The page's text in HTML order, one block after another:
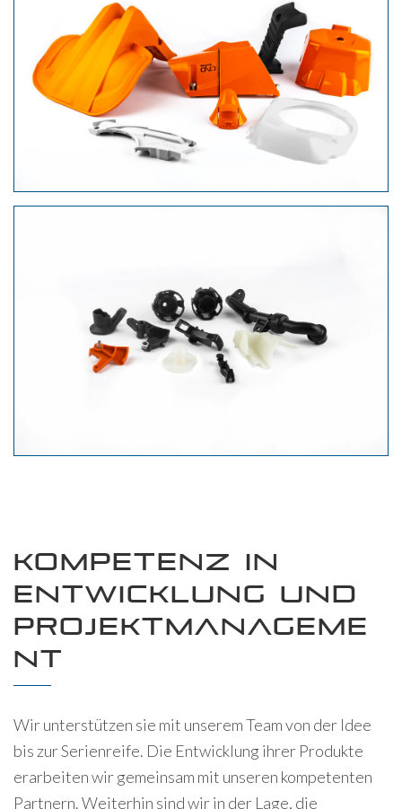
Elektro- und Motorgeräte
Technische Teile
KOMPETENZ IN
ENTWICKLUNG UND
PROJEKTMANAGEME
NT
Wir unterstützen sie mit unserem Team von der Idee
bis zur Serienreife. Die Entwicklung ihrer Produkte
erarbeiten wir gemeinsam mit unseren kompetenten
Partnern. Weiterhin sind wir in der Lage, die